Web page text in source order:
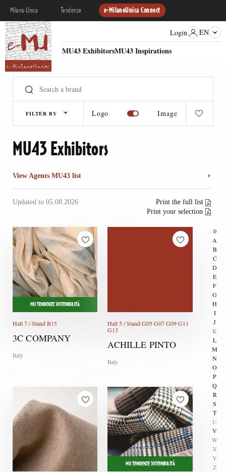
Milano Unica Tendenze e-MilanoUnica Connect
MU43 ExhibitorsMU43 Inspirations
Login EN
FILTER BY Logo Image
0
A
B
C
D
E
F
G
H
I
J
K
L
M
N
O
P
Q
R
S
T
U
V
W
X
Y
Z
MU43 Exhibitors
View Agents MU43 list
Updated to 05.08.2026
Print the full list
Print your selection
MU TENDENZE SOSTENIBILITÀ
Hall 7 / Stand B15
3C COMPANY
Italy
Hall 5 / Stand G05 G07 G09 G11
G13
ACHILLE PINTO
Italy
MU TENDENZE SOSTENIBILITÀ